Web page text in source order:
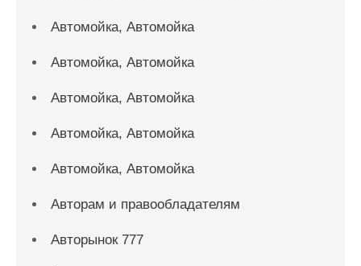
Автомойка, Автомойка
Автомойка, Автомойка
Автомойка, Автомойка
Автомойка, Автомойка
Автомойка, Автомойка
Авторам и правообладателям
Авторынок 777